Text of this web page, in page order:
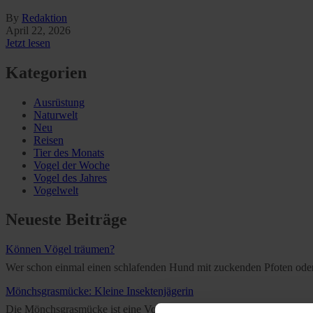
By Redaktion
April 22, 2026
Jetzt lesen
Kategorien
Ausrüstung
Naturwelt
Neu
Reisen
Tier des Monats
Vogel der Woche
Vogel des Jahres
Vogelwelt
Neueste Beiträge
Können Vögel träumen?
Wer schon einmal einen schlafenden Hund mit zuckenden Pfoten
Mönchsgrasmücke: Kleine Insektenjägerin
Die Mönchsgrasmücke ist eine Vogelart aus der Familie der